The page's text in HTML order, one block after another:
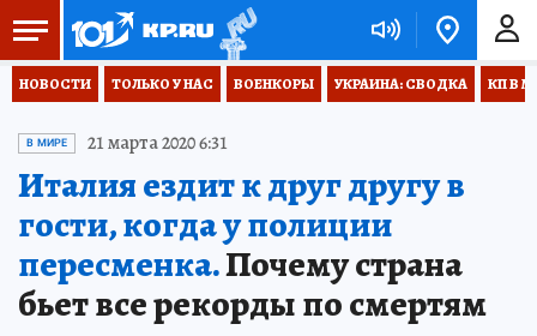
НОВОСТИ ТОЛЬКО У НАС ВОЕНКОРЫ УКРАИНА: СВОДКА КП В
В МИРЕ 21 марта 2020 6:31
Италия ездит к друг другу в
гости, когда у полиции
пересменка.Почему страна
бьет все рекорды по смертям